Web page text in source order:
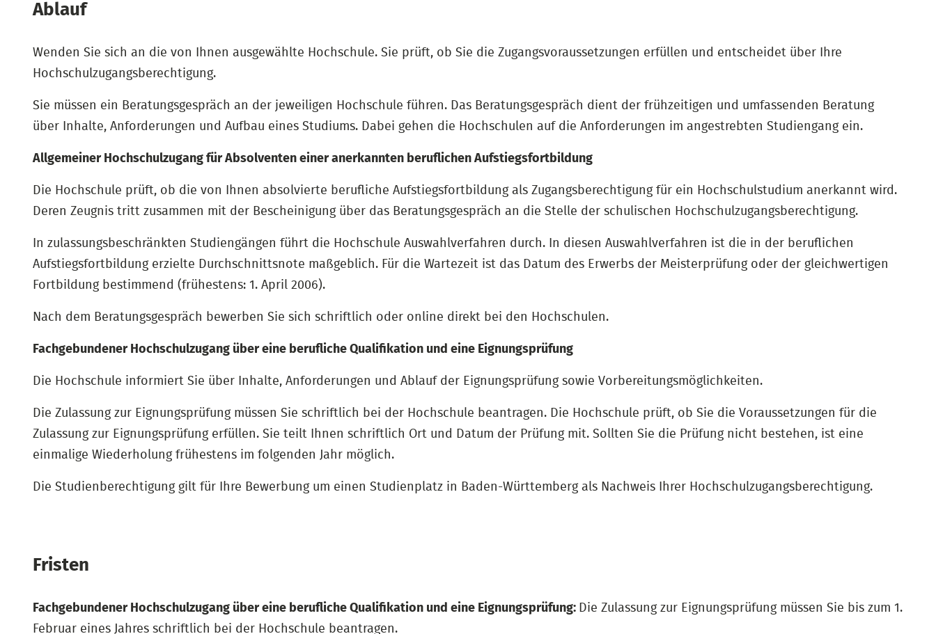
Ablauf
Wenden Sie sich an die von Ihnen ausgewählte Hochschule. Sie prüft, ob Sie die Zugangsvoraussetzungen erfüllen und entscheidet über Ihre
Hochschulzugangsberechtigung.
Sie müssen ein Beratungsgespräch an der jeweiligen Hochschule führen. Das Beratungsgespräch dient der frühzeitigen und umfassenden Beratung
über Inhalte, Anforderungen und Aufbau eines Studiums. Dabei gehen die Hochschulen auf die Anforderungen im angestrebten Studiengang ein.
Allgemeiner Hochschulzugang für Absolventen einer anerkannten beruflichen Aufstiegsfortbildung
Die Hochschule prüft, ob die von Ihnen absolvierte berufliche Aufstiegsfortbildung als Zugangsberechtigung für ein Hochschulstudium anerkannt wird.
Deren Zeugnis tritt zusammen mit der Bescheinigung über das Beratungsgespräch an die Stelle der schulischen Hochschulzugangsberechtigung.
In zulassungsbeschränkten Studiengängen führt die Hochschule Auswahlverfahren durch. In diesen Auswahlverfahren ist die in der beruflichen
Aufstiegsfortbildung erzielte Durchschnittsnote maßgeblich. Für die Wartezeit ist das Datum des Erwerbs der Meisterprüfung oder der gleichwertigen
Fortbildung bestimmend (frühestens: 1. April 2006).
Nach dem Beratungsgespräch bewerben Sie sich schriftlich oder online direkt bei den Hochschulen.
Fachgebundener Hochschulzugang über eine berufliche Qualifikation und eine Eignungsprüfung
Die Hochschule informiert Sie über Inhalte, Anforderungen und Ablauf der Eignungsprüfung sowie Vorbereitungsmöglichkeiten.
Die Zulassung zur Eignungsprüfung müssen Sie schriftlich bei der Hochschule beantragen. Die Hochschule prüft, ob Sie die Voraussetzungen für die
Zulassung zur Eignungsprüfung erfüllen. Sie teilt Ihnen schriftlich Ort und Datum der Prüfung mit. Sollten Sie die Prüfung nicht bestehen, ist eine
einmalige Wiederholung frühestens im folgenden Jahr möglich.
Die Studienberechtigung gilt für Ihre Bewerbung um einen Studienplatz in Baden-Württemberg als Nachweis Ihrer Hochschulzugangsberechtigung.
Fristen
Fachgebundener Hochschulzugang über eine berufliche Qualifikation und eine Eignungsprüfung: Die Zulassung zur Eignungsprüfung müssen Sie bis zum 1.
Februar eines Jahres schriftlich bei der Hochschule beantragen.